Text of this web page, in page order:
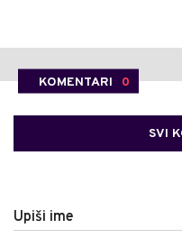
KOMENTARI 0
SVI
Upiši ime